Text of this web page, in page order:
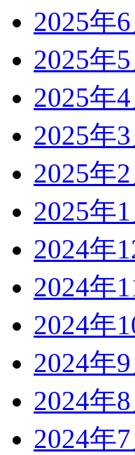
2025年
2025年
2025年
2025年
2025年
2025年
2024年
2024年
2024年
2024年
2024年
2024年